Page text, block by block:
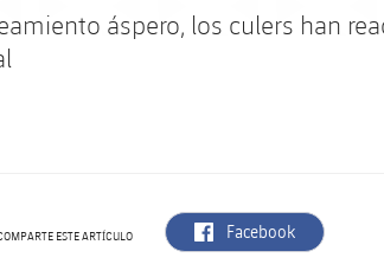
áspero, los culers han
ESTE ARTÍCULO label.aria.facebook
Facebook